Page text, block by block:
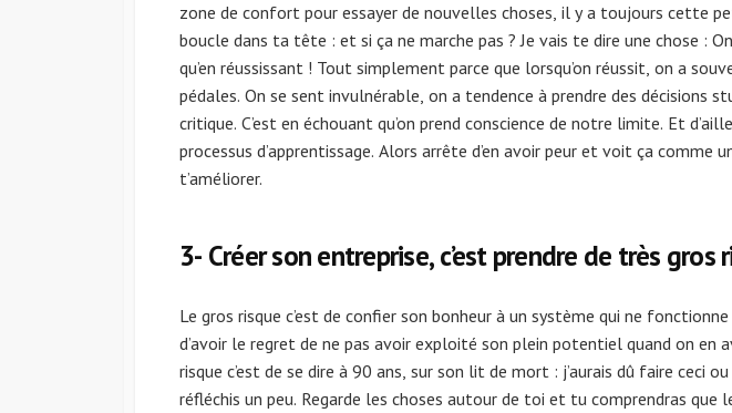
zone de confort pour essayer de nouvelles choses, il y a toujours cette
boucle dans ta tête : et si ça ne marche pas ? Je vais te dire une chose :
qu’en réussissant ! Tout simplement parce que lorsqu’on réussit, on a
pédales. On se sent invulnérable, on a tendence à prendre des décisions
critique. C’est en échouant qu’on prend conscience de notre limite. Et
processus d’apprentissage. Alors arrête d’en avoir peur et voit ça comme
t’améliorer.
3- Créer son entreprise, c’est prendre de très gros
Le gros risque c’est de confier son bonheur à un système qui ne fonctionne
d’avoir le regret de ne pas avoir exploité son plein potentiel quand on en
risque c’est de se dire à 90 ans, sur son lit de mort : j’aurais dû faire ceci
réfléchis un peu. Regarde les choses autour de toi et tu comprendras que